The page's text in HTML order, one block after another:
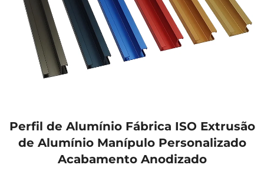
Perfil de Alumínio Fábrica ISO Extrusão
de Alumínio Manípulo Personalizado
Acabamento Anodizado